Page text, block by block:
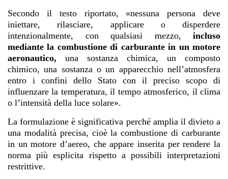
Secondo il testo riportato, «nessuna persona deve
iniettare, rilasciare, applicare o disperdere
intenzionalmente, con qualsiasi mezzo, incluso
mediante la combustione di carburante in un motore
aeronautico, una sostanza chimica, un composto
chimico, una sostanza o un apparecchio nell’atmosfera
entro i confini dello Stato con il preciso scopo di
influenzare la temperatura, il tempo atmosferico, il clima
o l’intensità della luce solare».
La formulazione è significativa perché amplia il divieto a
una modalità precisa, cioè la combustione di carburante
in un motore d’aereo, che appare inserita per rendere la
norma più esplicita rispetto a possibili interpretazioni
restrittive.